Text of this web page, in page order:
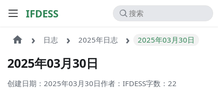
IFDESS
日志 2025年日志 2025年03月30日
2025年03月30日
创建日期：2025年03月30日作者：IFDESS字数：22